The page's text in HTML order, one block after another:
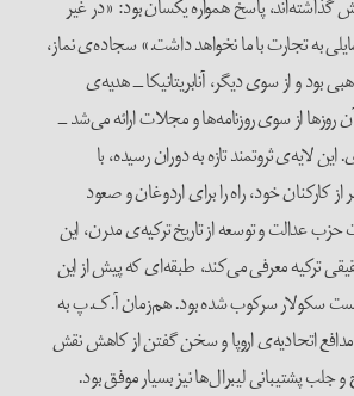
گذاشته‌اند، پاسخ همواره یکسان بود: «در غیر
به تجارت با ما نخواهد داشت.» سجاده‌ی نماز،
بود و از سوی دیگر، آنابریتانیکا ــ هدیه‌ی
روزها از سوی روزنامه‌ها و مجلات ارائه می‌شد ــ
لایه‌ی ثروتمند تازه به دوران رسیده، با
از کارکنان خود، راه را برای اردوغان و صعود
عدالت و توسعه از تاریخ ترکیه‌ی مدرن، این
ترکیه معرفی می‌کند، طبقه‌ای که پیش از این
سکولار سرکوب شده بود. هم‌زمان آ.ک.پ به
اتحادیه‌ی اروپا و سخن ‌گفتن از کاهش نقش
پشتیبانی لیبرال‌ها نیز بسیار موفق بود.